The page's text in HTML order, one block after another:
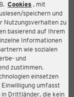
Cookies , mit
speichern und
Nutzungsverhalten zu
basierend auf Ihrem
Informationen
wie sozialen
und
zustimmen.
einsetzen
umfasst
Drittländer, die kein